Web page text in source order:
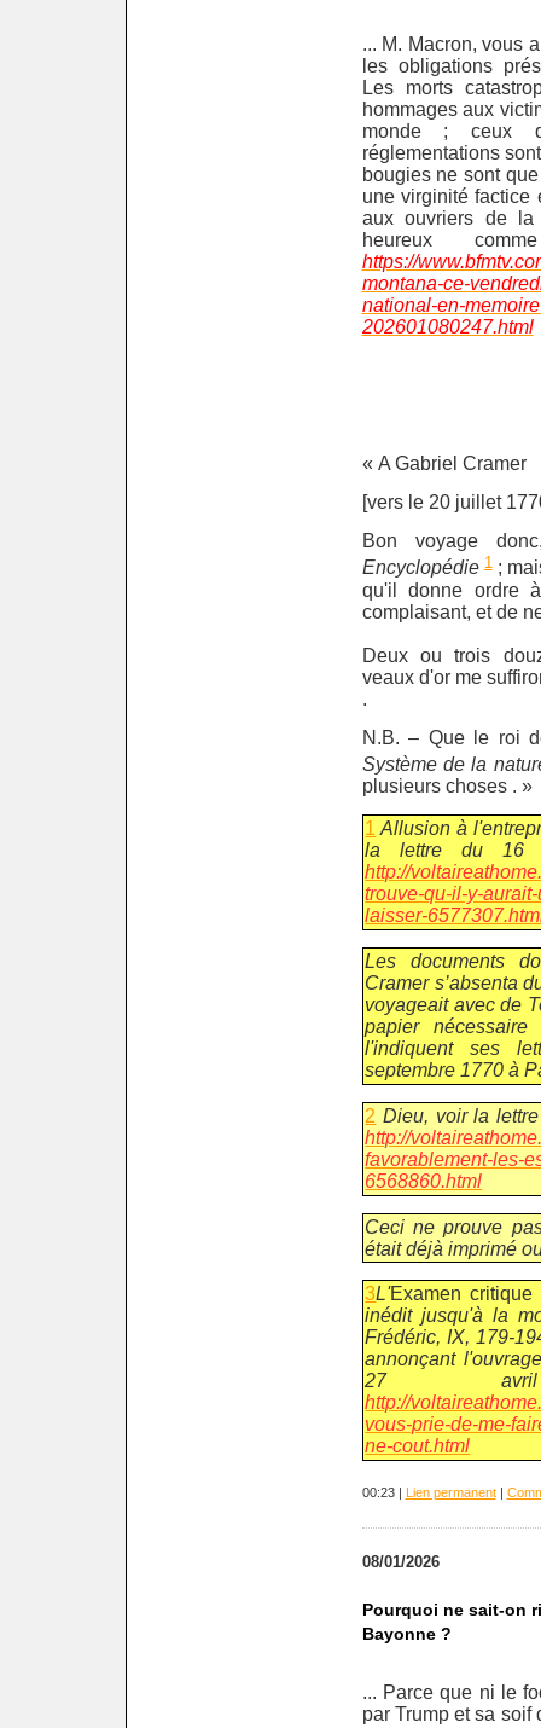
... M. Macron, vous
les obligations
Les morts
hommages aux
monde ; ceux
réglementations
bougies ne sont
une virginité factice
aux ouvriers de la
heureux
https://
montana-ce-
national-en-
202601080247.html
« A Gabriel Cramer
[vers le 20 juillet
Bon voyage
Encyclopédie 1;
qu'il donne ordre
complaisant, et de
Deux ou trois
veaux d'or me
.
N.B. – Que le roi
Système de la
plusieurs choses . »
1 Allusion à
la lettre du 16
http://
trouve-qu-il-y-
laisser-
Les documents
Cramer s’absenta
voyageait avec de
papier
l'indiquent ses
septembre 1770 à
2 Dieu, voir la
http://
favorablement-les-
6568860.html
Ceci ne prouve
était déjà imprimé
3L'Examen
inédit jusqu'à la
Frédéric, IX, 179-
annonçant
27
http://
vous-prie-de-me-
ne-cout.html
00:23 | Lien permanent|
08/01/2026
Pourquoi ne sait-on
Bayonne ?
... Parce que ni le
par Trump et sa